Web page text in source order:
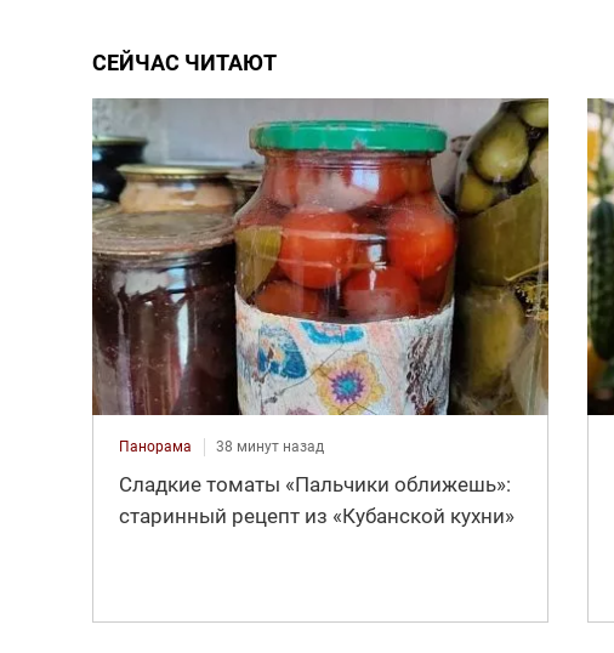
СЕЙЧАС ЧИТАЮТ
Панорама 38 минут назад
Сладкие томаты «Пальчики оближешь»:
старинный рецепт из «Кубанской кухни»